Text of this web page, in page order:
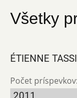
Všetky
ÉTIENNE
Počet